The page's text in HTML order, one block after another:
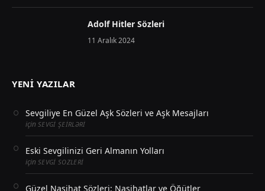
Adolf Hitler Sözleri
11 Aralık 2024
YENI YAZILAR
Sevgiliye En Güzel Aşk Sözleri ve Aşk Mesajları
için SEVGI ŞEIRLƏRI
Eski Sevgilinizi Geri Almanın Yolları
için SEVGI SOZLERI
Güzel Nasihat Sözleri: Nasihatlar ve Öğütler